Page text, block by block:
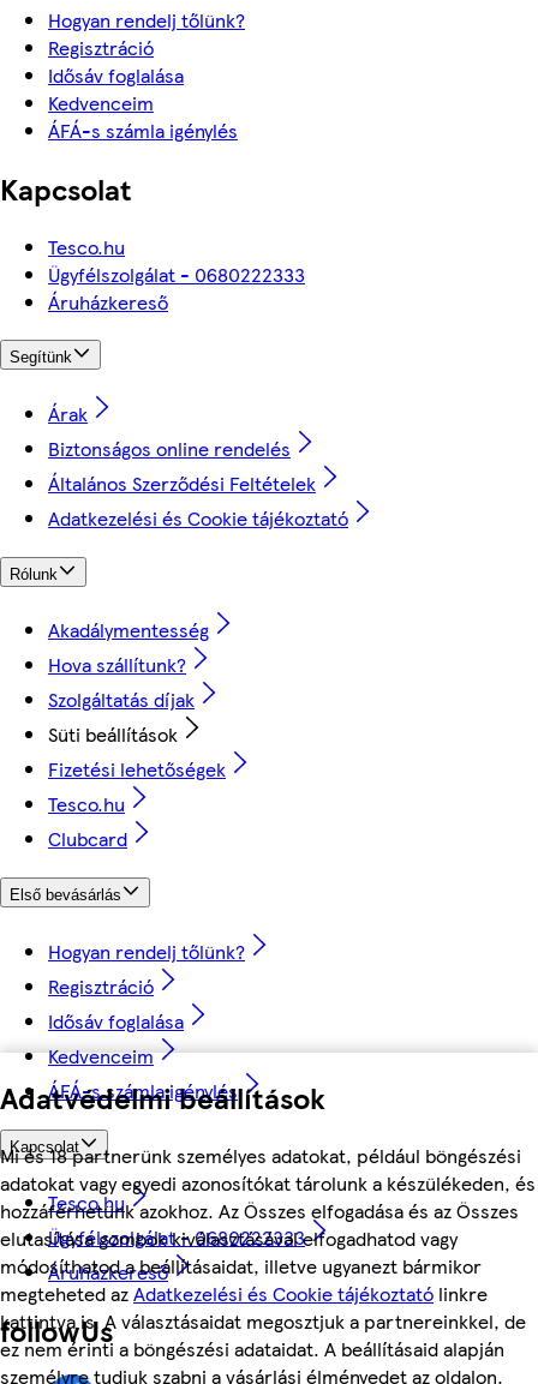
Adatvédelmi beállítások
Mi és 18 partnerünk személyes adatokat, például böngészési
adatokat vagy egyedi azonosítókat tárolunk a készülékeden, és
hozzáférhetünk azokhoz. Az Összes elfogadása és az Összes
elutasítása gombok kiválasztásával elfogadhatod vagy
módosíthatod a beállításaidat, illetve ugyanezt bármikor
megteheted azAdatkezelési és Cookie tájékoztató linkre
kattintva is. A választásaidat megosztjuk a partnereinkkel, de
ez nem érinti a böngészési adataidat. A beállításaid alapján
személyre tudjuk szabni a vásárlási élményedet az oldalon.
Hogyan rendelj tőlünk?
Regisztráció
Idősáv foglalása
Kedvenceim
ÁFÁ-s számla igénylés
Kapcsolat
Tesco.hu
Ügyfélszolgálat - 0680222333
Áruházkereső
Segítünk
Árak
Biztonságos online rendelés
Általános Szerződési Feltételek
Adatkezelési és Cookie tájékoztató
Rólunk
Akadálymentesség
Hova szállítunk?
Szolgáltatás díjak
Süti beállítások
Fizetési lehetőségek
Tesco.hu
Clubcard
Első bevásárlás
Hogyan rendelj tőlünk?
Regisztráció
Idősáv foglalása
Kedvenceim
ÁFÁ-s számla igénylés
Kapcsolat
Tesco.hu
Ügyfélszolgálat - 0680222333
Áruházkereső
followUs